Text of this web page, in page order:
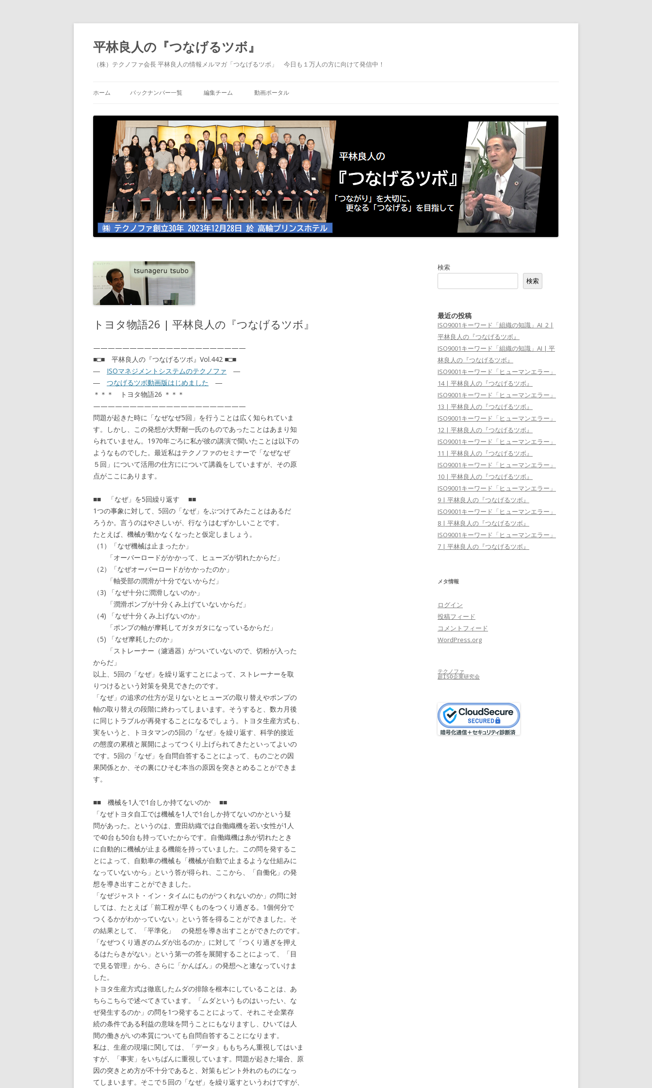
平林良人の『つなげるツボ』
（株）テクノファ会長 平林良人の情報メルマガ「つなげるツボ」 今日も１万人の方に向けて発信中！
ホーム バックナンバー一覧 編集チーム 動画ポータル
トヨタ物語26 | 平林良人の『つなげるツボ』
—————————————————————
■□■ 平林良人の『つなげるツボ』Vol.442 ■□■
― ISOマネジメントシステムのテクノファ ―
― つなげるツボ動画版はじめました ―
＊＊＊ トヨタ物語26 ＊＊＊
—————————————————————
問題が起きた時に「なぜなぜ5回」を行うことは広く知られていま
す。しかし、この発想が大野耐一氏のものであったことはあまり知
られていません。1970年ごろに私が彼の講演で聞いたことは以下の
ようなものでした。最近私はテクノファのセミナーで「なぜなぜ
５回」について活用の仕方にについて講義をしていますが、その原
点がここにあります。
■■ 「なぜ」を5回繰り返す ■■
1つの事象に対して、5回の「なぜ」をぶつけてみたことはあるだ
ろうか。言うのはやさしいが、行なうはむずかしいことです。
たとえば、機械が動かなくなったと仮定しましょう。
（1）「なぜ機械は止まったか」
「オーバーロードがかかって、ヒューズが切れたからだ」
（2）「なぜオーバーロードがかかったのか」
「軸受部の潤滑が十分でないからだ」
（3) 「なぜ十分に潤滑しないのか」
「潤滑ポンプが十分くみ上げていないからだ」
（4) 「なぜ十分くみ上げないのか」
「ポンプの軸が摩耗してガタガタになっているからだ」
（5) 「なぜ摩耗したのか」
「ストレーナー（濾過器）がついていないので、切粉が入った
からだ」
以上、5回の「なぜ」を繰り返すことによって、ストレーナーを取
りつけるという対策を発見できたのです。
「なぜ」の追求の仕方が足りないとヒューズの取り替えやポンプの
軸の取り替えの段階に終わってしまいます。そうすると、数カ月後
に同じトラブルが再発することになるでしょう。トヨタ生産方式も、
実をいうと、トヨタマンの5回の「なぜ」を繰り返す、科学的接近
の態度の累積と展開によってつくり上げられてきたといってよいの
です。5回の「なぜ」を自問自答することによって、ものごとの因
果関係とか、その裏にひそむ本当の原因を突きとめることができま
す。
■■ 機械を1人で1台しか持てないのか ■■
「なぜトヨタ自工では機械を1人で1台しか持てないのかという疑
問があった。というのは、豊田紡織では自働織機を若い女性が1人
で40台も50台も持っていたからです。自働織機は糸が切れたとき
に自動的に機械が止まる機能を持っていました。この問を発するこ
とによって、自動車の機械も「機械が自動で止まるような仕組みに
なっていないから」という答が得られ、ここから、「自働化」の発
想を導き出すことができました。
「なぜジャスト・イン・タイムにものがつくれないのか」の問に対
しては、たとえば「前工程が早くものをつくり過ぎる。1個何分で
つくるかがわかっていない」という答を得ることができました。そ
の結果として、「平準化」 の発想を導き出すことができたのです。
「なぜつくり過ぎのムダが出るのか」に対して「つくり過ぎを押え
るはたらきがない」という第一の答を展開することによって、「目
で見る管理」から、さらに「かんばん」の発想へと連なっていけま
した。
トヨタ生産方式は徹底したムダの排除を根本にしていることは、あ
ちらこちらで述べてきています。「ムダというものはいったい、な
ぜ発生するのか」の問を1つ発することによって、それこそ企業存
続の条件である利益の意味を問うことにもなりますし、ひいては人
間の働きがいの本質についても自問自答することになります。
私は、生産の現場に関しては、「データ」ももちろん重視してはいま
すが、「事実」をいちばんに重視しています。問題が起きた場合、原
因の突きとめ方が不十分であると、対策もピント外れのものになっ
てしまいます。そこで５回の「なぜ」を繰り返すというわけですが、
検索
検索
最近の投稿
ISO9001キーワード「組織の知識」AI_2 |
平林良人の『つなげるツボ』
ISO9001キーワード「組織の知識」AI | 平
林良人の『つなげるツボ』
ISO9001キーワード「ヒューマンエラー」
14 | 平林良人の『つなげるツボ』
ISO9001キーワード「ヒューマンエラー」
13 | 平林良人の『つなげるツボ』
ISO9001キーワード「ヒューマンエラー」
12 | 平林良人の『つなげるツボ』
ISO9001キーワード「ヒューマンエラー」
11 | 平林良人の『つなげるツボ』
ISO9001キーワード「ヒューマンエラー」
10 | 平林良人の『つなげるツボ』
ISO9001キーワード「ヒューマンエラー」
9 | 平林良人の『つなげるツボ』
ISO9001キーワード「ヒューマンエラー」
8 | 平林良人の『つなげるツボ』
ISO9001キーワード「ヒューマンエラー」
7 | 平林良人の『つなげるツボ』
メタ情報
ログイン
投稿フィード
コメントフィード
WordPress.org
テクノファ
超ISO企業研究会